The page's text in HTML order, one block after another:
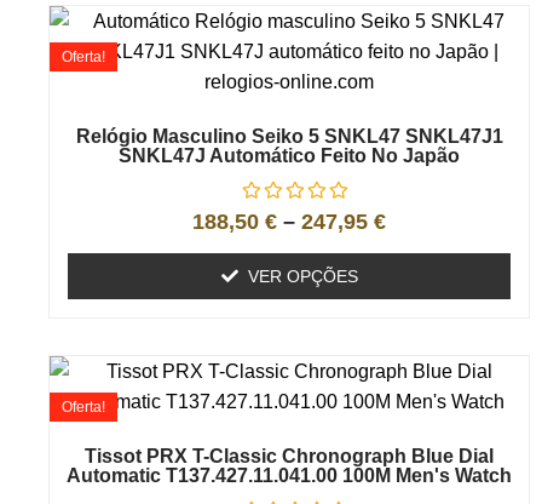
Relógio Masculino Seiko 5 SNKL47 SNKL47J1
SNKL47J Automático Feito No Japão
Oferta!
188,50 € – 247,95 €
VER OPÇÕES
Tissot PRX T-Classic Chronograph Blue Dial
Automatic T137.427.11.041.00 100M Men's Watch
Oferta!